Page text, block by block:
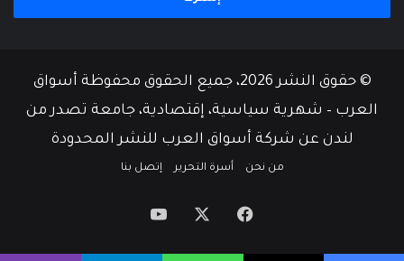
© حقوق النشر 2026، جميع الحقوق محفوظة أسواق
العرب – شهرية سياسية، إقتصادية، جامعة تصدر من
لندن عن شركة أسواق العرب للنشر المحدودة
من نحن أسرة التحرير إتصل بنا
فيسبوك ‫YouTube